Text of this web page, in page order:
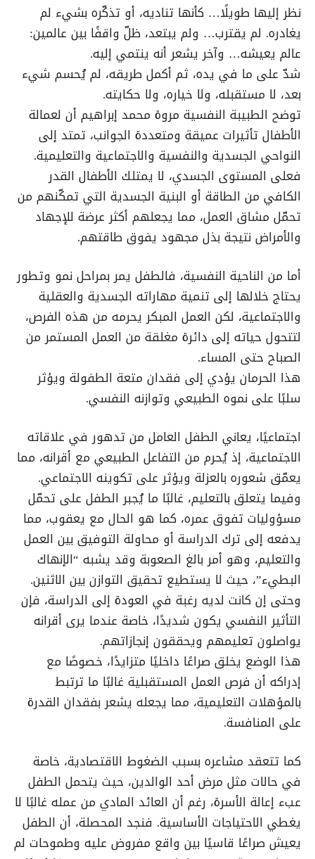
نظر إليها طويلًا… كأنها تناديه، أو تذكّره بشيء لم
يغادره. لم يقترب… ولم يبتعد، ظلّ واقفًا بين عالمين:
عالم يعيشه… وآخر يشعر أنه ينتمي إليه.
شدّ على ما في يده، ثم أكمل طريقه، لم يُحسم شيء
بعد، لا مستقبله، ولا خياره، ولا حكايته.
توضح الطبيبة النفسية مروة محمد إبراهيم أن لعمالة
الأطفال تأثيرات عميقة ومتعددة الجوانب، تمتد إلى
النواحي الجسدية والنفسية والاجتماعية والتعليمية.
فعلى المستوى الجسدي، لا يمتلك الأطفال القدر
الكافي من الطاقة أو البنية الجسدية التي تمكّنهم من
تحمّل مشاق العمل، مما يجعلهم أكثر عرضة للإجهاد
والأمراض نتيجة بذل مجهود يفوق طاقتهم.
أما من الناحية النفسية، فالطفل يمر بمراحل نمو وتطور
يحتاج خلالها إلى تنمية مهاراته الجسدية والعقلية
والاجتماعية، لكن العمل المبكر يحرمه من هذه الفرص،
لتتحول حياته إلى دائرة مغلقة من العمل المستمر من
الصباح حتى المساء.
هذا الحرمان يؤدي إلى فقدان متعة الطفولة ويؤثر
سلبًا على نموه الطبيعي وتوازنه النفسي.
اجتماعيًا، يعاني الطفل العامل من تدهور في علاقاته
الاجتماعية، إذ يُحرم من التفاعل الطبيعي مع أقرانه، مما
يعمّق شعوره بالعزلة ويؤثر على تكوينه الاجتماعي.
وفيما يتعلق بالتعليم، غالبًا ما يُجبر الطفل على تحمّل
مسؤوليات تفوق عمره، كما هو الحال مع يعقوب، مما
يدفعه إلى ترك الدراسة أو محاولة التوفيق بين العمل
والتعليم، وهو أمر بالغ الصعوبة وقد يشبه “الإنهاك
البطيء”، حيث لا يستطيع تحقيق التوازن بين الاثنين.
وحتى إن كانت لديه رغبة في العودة إلى الدراسة، فإن
التأثير النفسي يكون شديدًا، خاصة عندما يرى أقرانه
يواصلون تعليمهم ويحققون إنجازاتهم.
هذا الوضع يخلق صراعًا داخليًا متزايدًا، خصوصًا مع
إدراكه أن فرص العمل المستقبلية غالبًا ما ترتبط
بالمؤهلات التعليمية، مما يجعله يشعر بفقدان القدرة
على المنافسة.
كما تتعقد مشاعره بسبب الضغوط الاقتصادية، خاصة
في حالات مثل مرض أحد الوالدين، حيث يتحمل الطفل
عبء إعالة الأسرة، رغم أن العائد المادي من عمله غالبًا لا
يغطي الاحتياجات الأساسية. فنجد المحصلة، أن الطفل
يعيش صراعًا قاسيًا بين واقع مفروض عليه وطموحات لم